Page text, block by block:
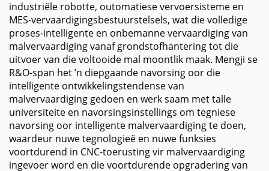
industriële robotte, outomatiese vervoersisteme en
MES-vervaardigingsbestuurstelsels, wat die volledige
proses-intelligente en onbemanne vervaardiging van
malvervaardiging vanaf grondstofhantering tot die
uitvoer van die voltooide mal moontlik maak. Mengji se
R&O-span het ’n diepgaande navorsing oor die
intelligente ontwikkelingstendense van
malvervaardiging gedoen en werk saam met talle
universiteite en navorsingsinstellings om tegniese
navorsing oor intelligente malvervaardiging te doen,
waardeur nuwe tegnologieë en nuwe funksies
voortdurend in CNC-toerusting vir malvervaardiging
ingevoer word en die voortdurende opgradering van